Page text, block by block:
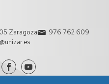
Zaragoza
976 762 609